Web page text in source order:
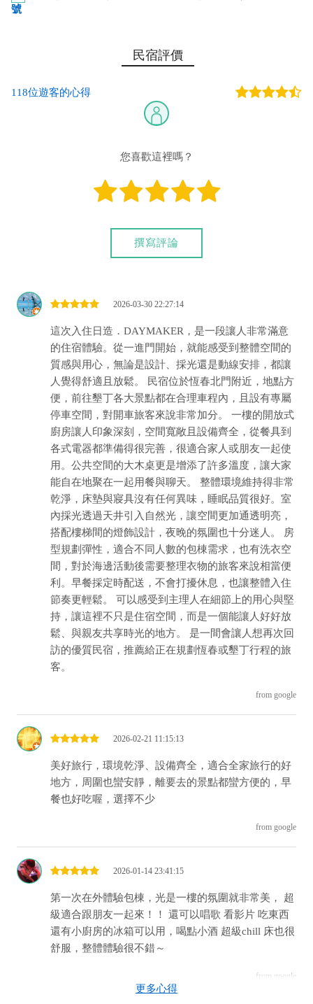
號
第一銀行-恆春分行 代號：007 帳號：753-68-050831 戶
您也可以利用這幾個常用的網路ATM匯款： [ 郵局ATM ]、 [彰銀
民宿評價
118位遊客的心得
您喜歡這裡嗎？
撰寫評論
2026-03-30 22:27:14
這次入住日造．DAYMAKER，是一段讓人非常滿意
的住宿體驗。從一進門開始，就能感受到整體空間的
質感與用心，無論是設計、採光還是動線安排，都讓
人覺得舒適且放鬆。 民宿位於恆春北門附近，地點方
便，前往墾丁各大景點都在合理車程內，且設有專屬
停車空間，對開車旅客來說非常加分。 一樓的開放式
廚房讓人印象深刻，空間寬敞且設備齊全，從餐具到
各式電器都準備得很完善，很適合家人或朋友一起使
用。公共空間的大木桌更是增添了許多溫度，讓大家
能自在地聚在一起用餐與聊天。 整體環境維持得非常
乾淨，床墊與寢具沒有任何異味，睡眠品質很好。室
內採光透過天井引入自然光，讓空間更加通透明亮，
搭配樓梯間的燈飾設計，夜晚的氛圍也十分迷人。 房
型規劃彈性，適合不同人數的包棟需求，也有洗衣空
間，對於海邊活動後需要整理衣物的旅客來說相當便
利。早餐採定時配送，不會打擾休息，也讓整體入住
節奏更輕鬆。 可以感受到主理人在細節上的用心與堅
持，讓這裡不只是住宿空間，而是一個能讓人好好放
鬆、與親友共享時光的地方。 是一間會讓人想再次回
訪的優質民宿，推薦給正在規劃恆春或墾丁行程的旅
客。
from google
2026-02-21 11:15:13
美好旅行，環境乾淨、設備齊全，適合全家旅行的好
地方，周圍也蠻安靜，離要去的景點都蠻方便的，早
餐也好吃喔，選擇不少
from google
2026-01-14 23:41:15
第一次在外體驗包棟，光是一樓的氛圍就非常美， 超
級適合跟朋友一起來！！ 還可以唱歌 看影片 吃東西
還有小廚房的冰箱可以用，喝點小酒 超級chill 床也很
舒服，整體體驗很不錯～
from google
更多心得